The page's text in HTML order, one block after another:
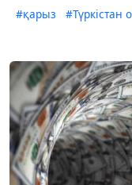
#қарыз #Түркістан